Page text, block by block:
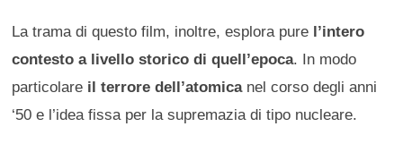
La trama di questo film, inoltre, esplora pure l’intero
contesto a livello storico di quell’epoca. In modo
particolare il terrore dell’atomicanel corso degli anni
‘50 e l’idea fissa per la supremazia di tipo nucleare.